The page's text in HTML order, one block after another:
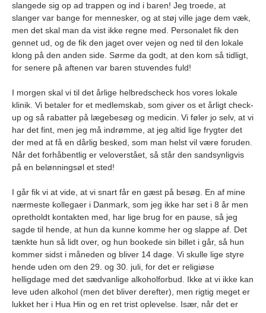
slangede sig op ad trappen og ind i baren! Jeg troede, at
slanger var bange for mennesker, og at støj ville jage dem væk,
men det skal man da vist ikke regne med. Personalet fik den
gennet ud, og de fik den jaget over vejen og ned til den lokale
klong på den anden side. Sørme da godt, at den kom så tidligt,
for senere på aftenen var baren stuvendes fuld!
I morgen skal vi til det årlige helbredscheck hos vores lokale
klinik. Vi betaler for et medlemskab, som giver os et årligt check-
up og så rabatter på lægebesøg og medicin. Vi føler jo selv, at vi
har det fint, men jeg må indrømme, at jeg altid lige frygter det
der med at få en dårlig besked, som man helst vil være foruden.
Når det forhåbentlig er veloverstået, så står den sandsynligvis
på en belønningsøl et sted!
I går fik vi at vide, at vi snart får en gæst på besøg. En af mine
nærmeste kollegaer i Danmark, som jeg ikke har set i 8 år men
opretholdt kontakten med, har lige brug for en pause, så jeg
sagde til hende, at hun da kunne komme her og slappe af. Det
tænkte hun så lidt over, og hun bookede sin billet i går, så hun
kommer sidst i måneden og bliver 14 dage. Vi skulle lige styre
hende uden om den 29. og 30. juli, for det er religiøse
helligdage med det sædvanlige alkoholforbud. Ikke at vi ikke kan
leve uden alkohol (men det bliver derefter), men rigtig meget er
lukket her i Hua Hin og en ret trist oplevelse. Især, når det er